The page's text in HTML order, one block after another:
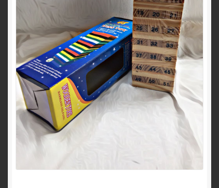
Contacto
Login
Maletines deportivos, figurines, juguetes, Guatemala
Política de Privacidad
Quienes somos?
Register (Registrarse)